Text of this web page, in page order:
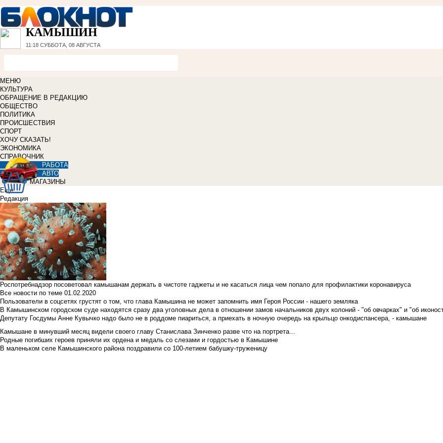
КАМЫШИН
11:18 СУББОТА, 08 АВГУСТА
МЕНЮ
КУЛЬТУРА
ОБРАЩЕНИЕ В РЕДАКЦИЮ
ОБЩЕСТВО
ПОЛИТИКА
ПРОИСШЕСТВИЯ
СПОРТ
ХОЧУ СКАЗАТЬ!
ЭКОНОМИКА
СПРАВОЧНИК
РАБОТА
АВТО
МАГАЗИНЫ
Еще
Редакция
Роспотребнадзор посоветовал камышанам держать в чистоте гаджеты и не касаться лица чем попало для профилактики коронавируса
Все новости по теме 01.02.2020
Пользователи в соцсетях грустят о том, что глава Камышина не может запомнить имя Героя России - нашего земляка
В Камышинском городском суде находятся сразу два уголовных дела в отношении замов начальников двух колоний - "об овчарках" и "об
Депутату Госдумы Анне Кувычко надо было не в роддоме пиариться, а приехать в ночную очередь на крыльцо онкодиспансера, - камышане
Камышане в минувший месяц видели своего главу Станислава Зинченко разве что на портрета...
Родные погибших героев приняли их ордена и медаль со слезами и гордостью в Камышине
В маленьком селе Камышинского района поздравили со 100-летием бабушку-труженицу